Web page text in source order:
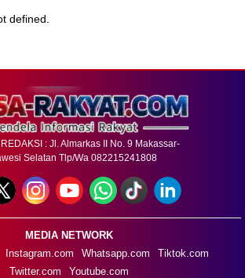
defined.
: Jl. Almarkas II No. 9 Makassar-
Selatan Tlp/Wa 082215241808
MEDIA NETWORK
Instagram.com Whatsapp.com
Tiktok.com
Twitter.com
Youtube.com